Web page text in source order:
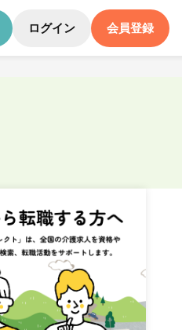
ログイン 会員登録